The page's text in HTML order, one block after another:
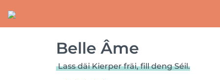
Belle Âme
Lass däi Kierper fräi, fill deng Séil.